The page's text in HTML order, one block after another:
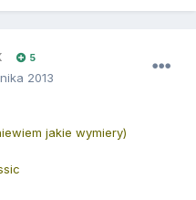
5
2013
jakie wymiery)